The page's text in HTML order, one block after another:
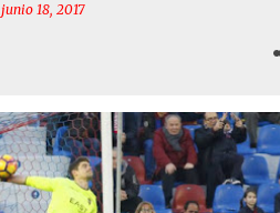
junio 18, 2017
HISTORIA LEVANTE RAÚL FERNÁNDEZ